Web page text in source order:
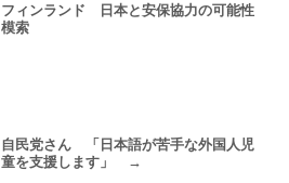
フィンランド 日本と安保協力の可能性
模索
自民党さん 「日本語が苦手な外国人児
童を支援します」 →